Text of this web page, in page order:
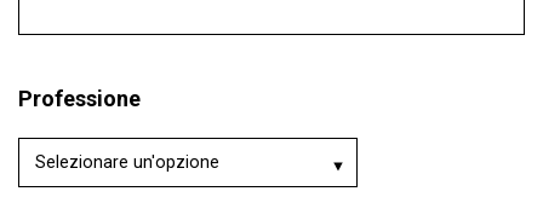
Professione